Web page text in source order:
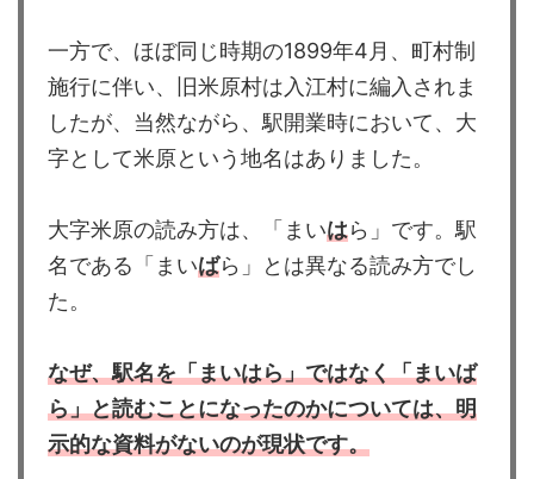
一方で、ほぼ同じ時期の1899年4月、町村制
施行に伴い、旧米原村は入江村に編入されま
したが、当然ながら、駅開業時において、大
字として米原という地名はありました。
大字米原の読み方は、「まいはら」です。駅
名である「まいばら」とは異なる読み方でし
た。
なぜ、駅名を「まいはら」ではなく「まいば
ら」と読むことになったのかについては、明
示的な資料がないのが現状です。